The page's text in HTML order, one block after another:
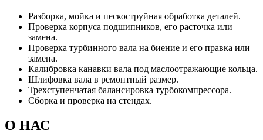
Разборка, мойка и пескоструйная обработка деталей.
Проверка корпуса подшипников, его расточка или
замена.
Проверка турбинного вала на биение и его правка или
замена.
Калибровка канавки вала под маслоотражающие кольца.
Шлифовка вала в ремонтный размер.
Трехступенчатая балансировка турбокомпрессора.
Сборка и проверка на стендах.
О НАС